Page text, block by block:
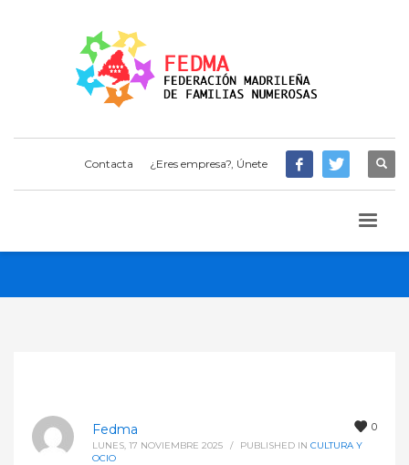
Contacta ¿Eres empresa?, Únete
0
Fedma
LUNES, 17 NOVIEMBRE 2025 / PUBLISHED IN CULTURA Y
OCIO